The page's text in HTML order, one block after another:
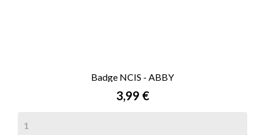
Badge NCIS - ABBY
Prix
3,99 €